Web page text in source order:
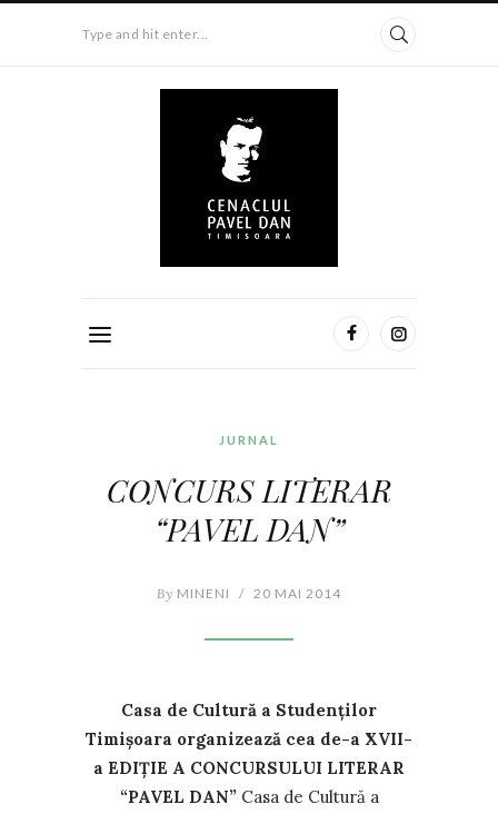
Type and hit enter...
JURNAL
CONCURS LITERAR
“PAVEL DAN”
By MINENI / 20 MAI 2014
Casa de Cultură a Studenţilor
Timişoara organizează cea de-a XVII-
a EDIŢIE A CONCURSULUI LITERAR
“PAVEL DAN”Casa de Cultură a